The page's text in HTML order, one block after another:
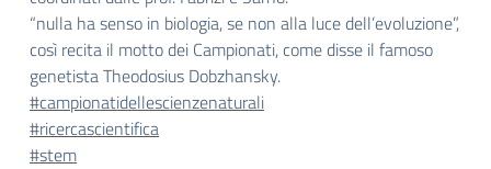
“nulla ha senso in biologia, se non alla luce dell’evoluzione”,
così recita il motto dei Campionati, come disse il famoso
genetista Theodosius Dobzhansky.
#campionatidellescienzenaturali
#ricercascientifica
#stem